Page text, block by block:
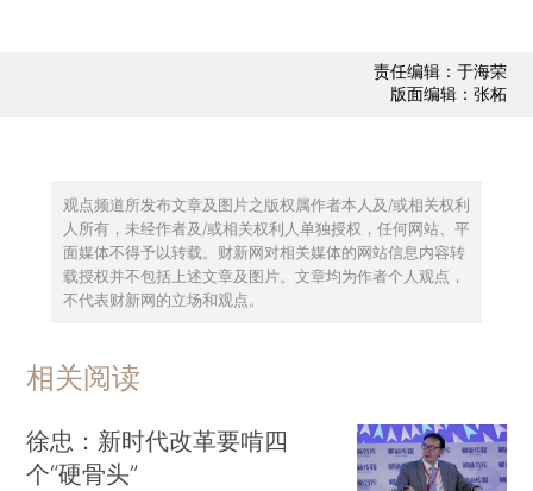
责任编辑：于海荣
版面编辑：张柘
观点频道所发布文章及图片之版权属作者本人及/或相关权利
人所有，未经作者及/或相关权利人单独授权，任何网站、平
面媒体不得予以转载。财新网对相关媒体的网站信息内容转
载授权并不包括上述文章及图片。文章均为作者个人观点，
不代表财新网的立场和观点。
相关阅读
徐忠：新时代改革要啃四
个“硬骨头”